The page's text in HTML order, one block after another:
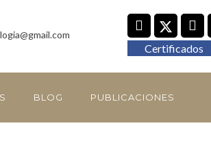
Certificados
BLOG PUBLICACIONES